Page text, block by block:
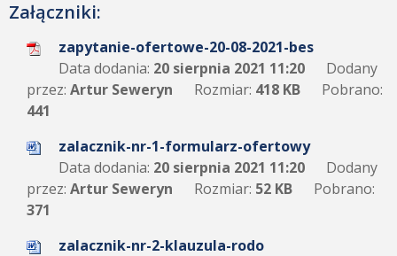
Załączniki:
zapytanie-ofertowe-20-08-2021-bes
Data dodania: 20 sierpnia 2021 11:20
Dodany
przez: Artur Seweryn Rozmiar: 418 KB
Pobrano:
441
zalacznik-nr-1-formularz-ofertowy
Data dodania: 20 sierpnia 2021 11:20
Dodany
przez: Artur Seweryn Rozmiar: 52 KB
Pobrano:
371
zalacznik-nr-2-klauzula-rodo